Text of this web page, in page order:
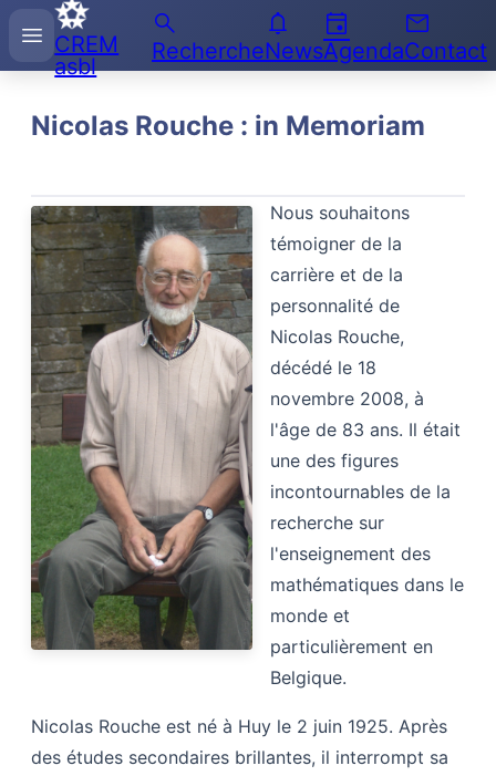
menu CREM
asbl
search
Recherche
notifications
News
event
Agenda
email
Contact
Nicolas Rouche : in Memoriam
Nous souhaitons
témoigner de la
carrière et de la
personnalité de
Nicolas Rouche,
décédé le 18
novembre 2008, à
l'âge de 83 ans. Il était
une des figures
incontournables de la
recherche sur
l'enseignement des
mathématiques dans le
monde et
particulièrement en
Belgique.
Nicolas Rouche est né à Huy le 2 juin 1925. Après
des études secondaires brillantes, il interrompt sa